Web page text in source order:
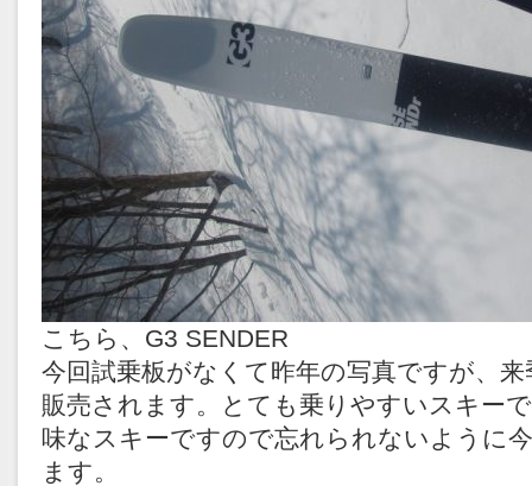
こちら、G3 SENDER
今回試乗板がなくて昨年の写真ですが、
販売されます。とても乗りやすいスキー
味なスキーですので忘れられないように
ます。